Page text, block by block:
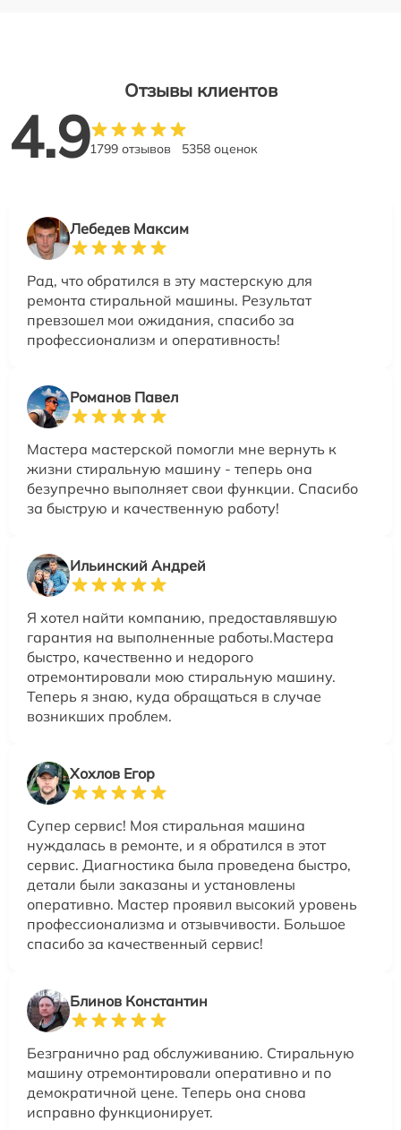
Отзывы клиентов
4.91799 отзывов 5358 оценок
Лебедев Максим
Рад, что обратился в эту мастерскую для
ремонта стиральной машины. Результат
превзошел мои ожидания, спасибо за
профессионализм и оперативность!
Романов Павел
Мастера мастерской помогли мне вернуть к
жизни стиральную машину - теперь она
безупречно выполняет свои функции. Спасибо
за быструю и качественную работу!
Ильинский Андрей
Я хотел найти компанию, предоставлявшую
гарантия на выполненные работы.Мастера
быстро, качественно и недорого
отремонтировали мою стиральную машину.
Теперь я знаю, куда обращаться в случае
возникших проблем.
Хохлов Егор
Супер сервис! Моя стиральная машина
нуждалась в ремонте, и я обратился в этот
сервис. Диагностика была проведена быстро,
детали были заказаны и установлены
оперативно. Мастер проявил высокий уровень
профессионализма и отзывчивости. Большое
спасибо за качественный сервис!
Блинов Константин
Безгранично рад обслуживанию. Стиральную
машину отремонтировали оперативно и по
демократичной цене. Теперь она снова
исправно функционирует.